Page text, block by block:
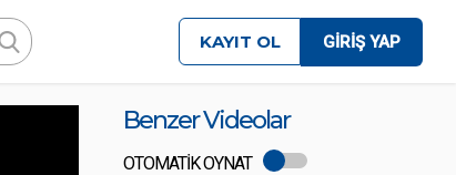
KAYIT OL GİRİŞ YAP
Benzer Videolar
OTOMATİK OYNAT